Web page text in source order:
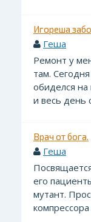
Игореша
Геша
Ремонт у
там.
обиделся
и весь день
Врач от бога.
Геша
его
мутант.